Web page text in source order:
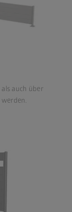
auch über